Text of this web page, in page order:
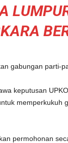
gabungan parti-
keputusan
memperkukuh
permohonan